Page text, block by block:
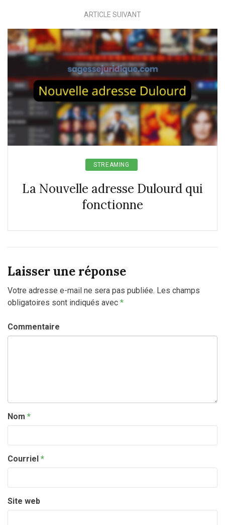
ARTICLE SUIVANT
STREAMING
La Nouvelle adresse Dulourd qui
fonctionne
Laisser une réponse
Votre adresse e-mail ne sera pas publiée. Les champs
obligatoires sont indiqués avec *
Commentaire
Nom *
Courriel *
Site web